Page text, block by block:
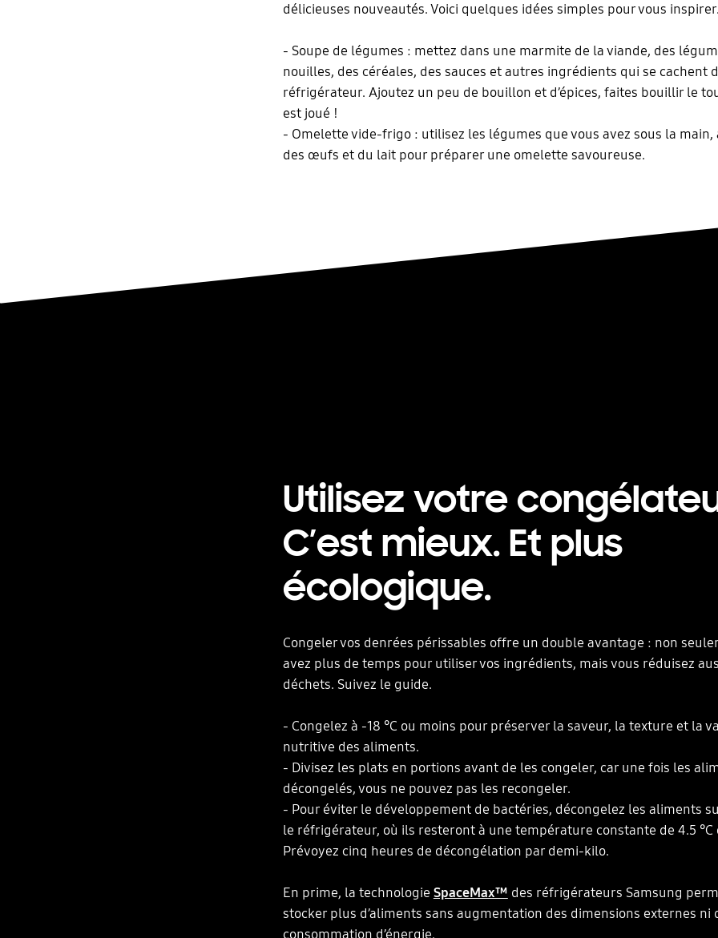
délicieuses nouveautés. Voici quelques idées simples pour vous
- Soupe de légumes : mettez dans une marmite de la viande, des
nouilles, des céréales, des sauces et autres ingrédients qui se cachent
réfrigérateur. Ajoutez un peu de bouillon et d’épices, faites bouillir le
est joué !
- Omelette vide-frigo : utilisez les légumes que vous avez sous la main,
des œufs et du lait pour préparer une omelette savoureuse.
Utilisez votre
C’est mieux. Et plus
écologique.
Congeler vos denrées périssables offre un double avantage : non
avez plus de temps pour utiliser vos ingrédients, mais vous réduisez
déchets. Suivez le guide.
- Congelez à -18 °C ou moins pour préserver la saveur, la texture et la
nutritive des aliments.
- Divisez les plats en portions avant de les congeler, car une fois les
décongelés, vous ne pouvez pas les recongeler.
- Pour éviter le développement de bactéries, décongelez les aliments
le réfrigérateur, où ils resteront à une température constante de 4.5 °C
Prévoyez cinq heures de décongélation par demi-kilo.
En prime, la technologie SpaceMax™ des réfrigérateurs Samsung
stocker plus d’aliments sans augmentation des dimensions externes ni